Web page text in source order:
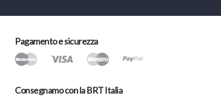
Pagamento e sicurezza
Consegnamo con la BRT Italia